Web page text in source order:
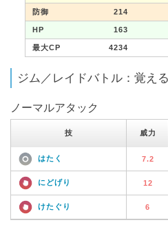
防御 214
HP 163
最大CP 4234
ジム／レイドバトル：覚え
ノーマルアタック
技 威力
はたく 7.2
にどげり 12
けたぐり 6